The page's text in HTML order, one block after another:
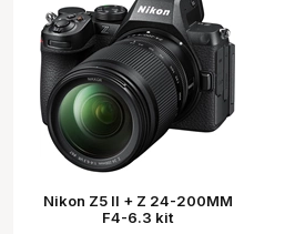
Nikon Z5 II + Z 24-200MM
F4-6.3 kit